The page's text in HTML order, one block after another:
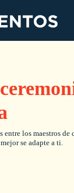
los maestros de
se adapte a ti.